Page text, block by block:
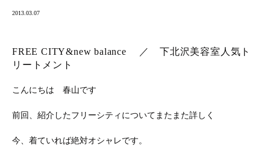
2013.03.07
FREE CITY&new balance ／ 下北沢美容室人気ト
リートメント
こんにちは 春山です
前回、紹介したフリーシティについてまたまた詳しく
今、着ていれば絶対オシャレです。